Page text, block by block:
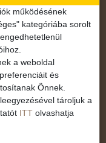
működésének
kategóriába sorolt
a weboldal
és
Önnek.
tároljuk a
ITT olvashatja